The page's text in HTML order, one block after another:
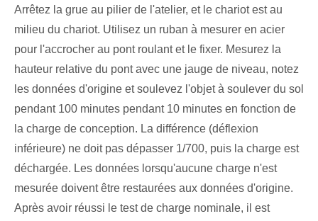
Arrêtez la grue au pilier de l'atelier, et le chariot est au
milieu du chariot. Utilisez un ruban à mesurer en acier
pour l'accrocher au pont roulant et le fixer. Mesurez la
hauteur relative du pont avec une jauge de niveau, notez
les données d'origine et soulevez l'objet à soulever du sol
pendant 100 minutes pendant 10 minutes en fonction de
la charge de conception. La différence (déflexion
inférieure) ne doit pas dépasser 1/700, puis la charge est
déchargée. Les données lorsqu'aucune charge n'est
mesurée doivent être restaurées aux données d'origine.
Après avoir réussi le test de charge nominale, il est